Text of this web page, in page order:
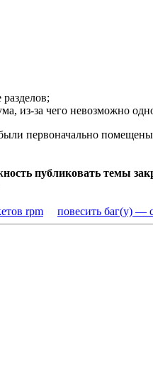
из-за чего невозможно
первоначально
публиковать темы
rpm повесить баг(у) —